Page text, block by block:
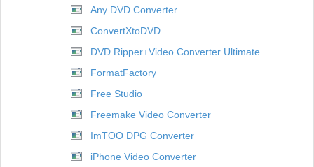
Any DVD Converter
ConvertXtoDVD
DVD Ripper+Video Converter Ultimate
FormatFactory
Free Studio
Freemake Video Converter
ImTOO DPG Converter
iPhone Video Converter